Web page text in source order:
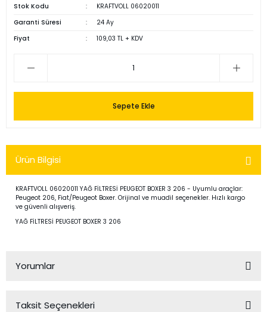
Stok Kodu
KRAFTVOLL 06020011
Garanti Süresi
24 Ay
Fiyat
109,03 TL + KDV
Sepete Ekle
Ürün Bilgisi
KRAFTVOLL 06020011 YAĞ FİLTRESİ PEUGEOT BOXER 3 206 - Uyumlu araçlar:
Peugeot 206, Fiat/Peugeot Boxer. Orijinal ve muadil seçenekler. Hızlı kargo
ve güvenli alışveriş.
YAĞ FİLTRESİ PEUGEOT BOXER 3 206
Yorumlar
Taksit Seçenekleri